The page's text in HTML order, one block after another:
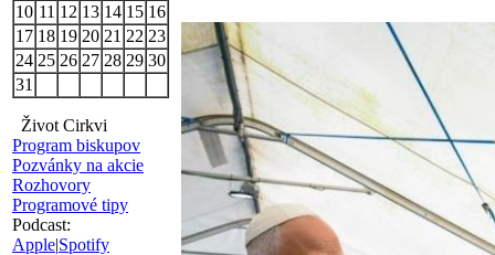
10 11 12 13 14 15 16
17 18 19 20 21 22 23
24 25 26 27 28 29 30
31
Život Cirkvi
Program biskupov
Pozvánky na akcie
Rozhovory
Programové tipy
Podcast:
Apple|Spotify